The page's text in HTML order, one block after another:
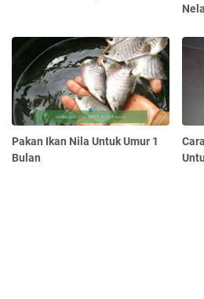
Pakan Ikan Nila Untuk Umur 1
Bulan